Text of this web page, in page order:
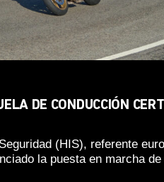
DE CONDUCCIÓN
(HIS), referente
la puesta en marcha